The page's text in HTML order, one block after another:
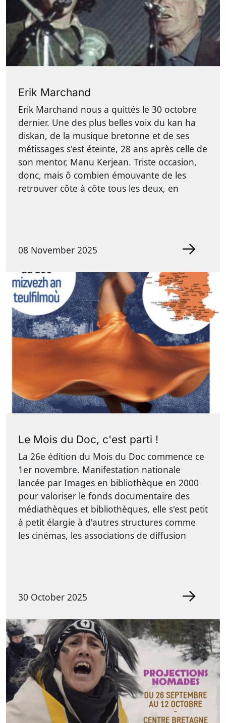
Erik Marchand
Erik Marchand nous a quittés le 30 octobre
dernier. Une des plus belles voix du kan ha
diskan, de la musique bretonne et de ses
métissages s'est éteinte, 28 ans après celle de
son mentor, Manu Kerjean. Triste occasion,
donc, mais ô combien émouvante de les
retrouver côte à côte tous les deux, en
08 November 2025
Le Mois du Doc, c'est parti !
La 26e édition du Mois du Doc commence ce
1er novembre. Manifestation nationale
lancée par Images en bibliothèque en 2000
pour valoriser le fonds documentaire des
médiathèques et bibliothèques, elle s'est petit
à petit élargie à d'autres structures comme
les cinémas, les associations de diffusion
30 October 2025